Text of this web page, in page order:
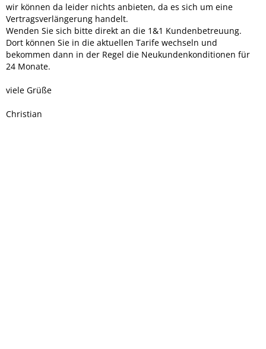
wir können da leider nichts anbieten, da es sich um eine
Vertragsverlängerung handelt.
Wenden Sie sich bitte direkt an die 1&1 Kundenbetreuung.
Dort können Sie in die aktuellen Tarife wechseln und
bekommen dann in der Regel die Neukundenkonditionen für
24 Monate.
viele Grüße
Christian